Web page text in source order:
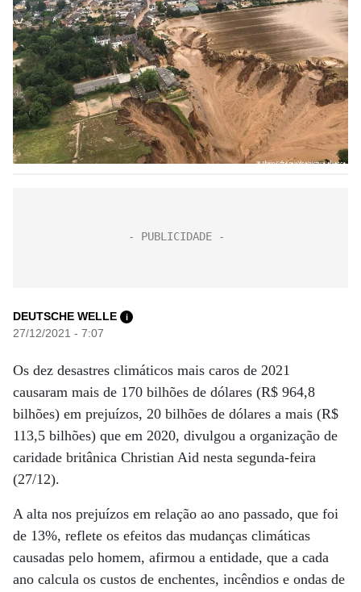
DEUTSCHE WELLE i
27/12/2021 - 7:07
Os dez desastres climáticos mais caros de 2021
causaram mais de 170 bilhões de dólares (R$ 964,8
bilhões) em prejuízos, 20 bilhões de dólares a mais (R$
113,5 bilhões) que em 2020, divulgou a organização de
caridade britânica Christian Aid nesta segunda-feira
(27/12).
A alta nos prejuízos em relação ao ano passado, que foi
de 13%, reflete os efeitos das mudanças climáticas
causadas pelo homem, afirmou a entidade, que a cada
ano calcula os custos de enchentes, incêndios e ondas de